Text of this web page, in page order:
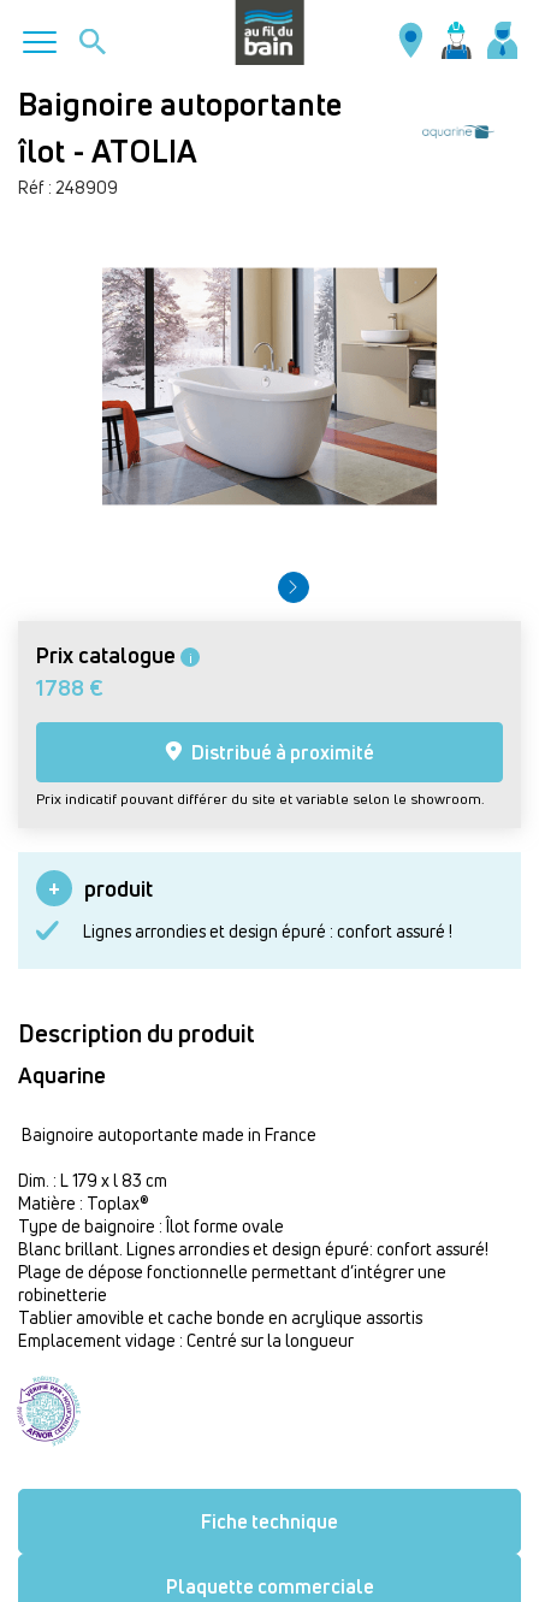
Aller
contenu
principal
Baignoire autoportante
îlot - ATOLIA
Réf : 248909
Prix catalogue i
1788 €
Distribué à proximité
Prix indicatif pouvant différer du site et variable selon le showroom.
produit
Lignes arrondies et design épuré : confort assuré !
Description du produit
Aquarine
Baignoire autoportante made in France
Dim. : L 179 x l 83 cm
Matière : Toplax®
Type de baignoire : Îlot forme ovale
Blanc brillant. Lignes arrondies et design épuré: confort assuré!
Plage de dépose fonctionnelle permettant d’intégrer une
robinetterie
Tablier amovible et cache bonde en acrylique assortis
Emplacement vidage : Centré sur la longueur
Fiche technique
Plaquette commerciale